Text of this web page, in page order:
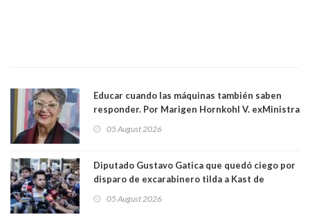
Educar cuando las máquinas también saben
responder. Por Marigen Hornkohl V. exMinistra
05 August 2026
Diputado Gustavo Gatica que quedó ciego por
disparo de excarabinero tilda a Kast de
absolución del exuniformado. Presidente DC
05 August 2026